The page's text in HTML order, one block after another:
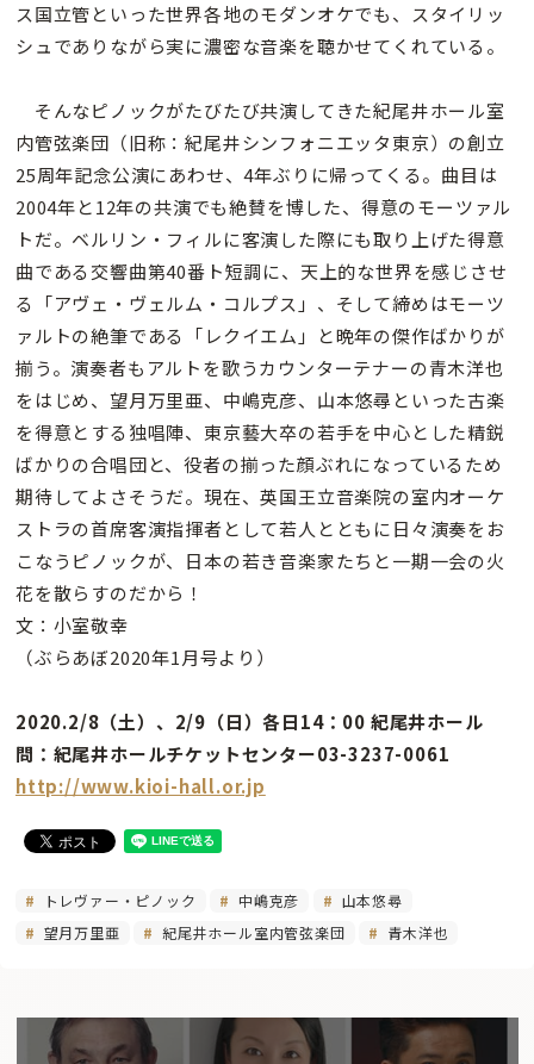
ス国立管といった世界各地のモダンオケでも、スタイリッ
シュでありながら実に濃密な音楽を聴かせてくれている。
そんなピノックがたびたび共演してきた紀尾井ホール室
内管弦楽団（旧称：紀尾井シンフォニエッタ東京）の創立
25周年記念公演にあわせ、4年ぶりに帰ってくる。曲目は
2004年と12年の共演でも絶賛を博した、得意のモーツァル
トだ。ベルリン・フィルに客演した際にも取り上げた得意
曲である交響曲第40番ト短調に、天上的な世界を感じさせ
る「アヴェ・ヴェルム・コルプス」、そして締めはモーツ
ァルトの絶筆である「レクイエム」と晩年の傑作ばかりが
揃う。演奏者もアルトを歌うカウンターテナーの青木洋也
をはじめ、望月万里亜、中嶋克彦、山本悠尋といった古楽
を得意とする独唱陣、東京藝大卒の若手を中心とした精鋭
ばかりの合唱団と、役者の揃った顔ぶれになっているため
期待してよさそうだ。現在、英国王立音楽院の室内オーケ
ストラの首席客演指揮者として若人とともに日々演奏をお
こなうピノックが、日本の若き音楽家たちと一期一会の火
花を散らすのだから！
文：小室敬幸
（ぶらあぼ2020年1月号より）
2020.2/8（土）、2/9（日）各日14：00 紀尾井ホール
問：紀尾井ホールチケットセンター03-3237-0061
http://www.kioi-hall.or.jp
トレヴァー・ピノック 中嶋克彦
山本悠尋
望月万里亜
紀尾井ホール室内管弦楽団 青木洋也